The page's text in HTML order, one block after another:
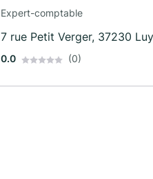
Expert-comptable
7 rue Petit Verger, 37230
0.0 (0)